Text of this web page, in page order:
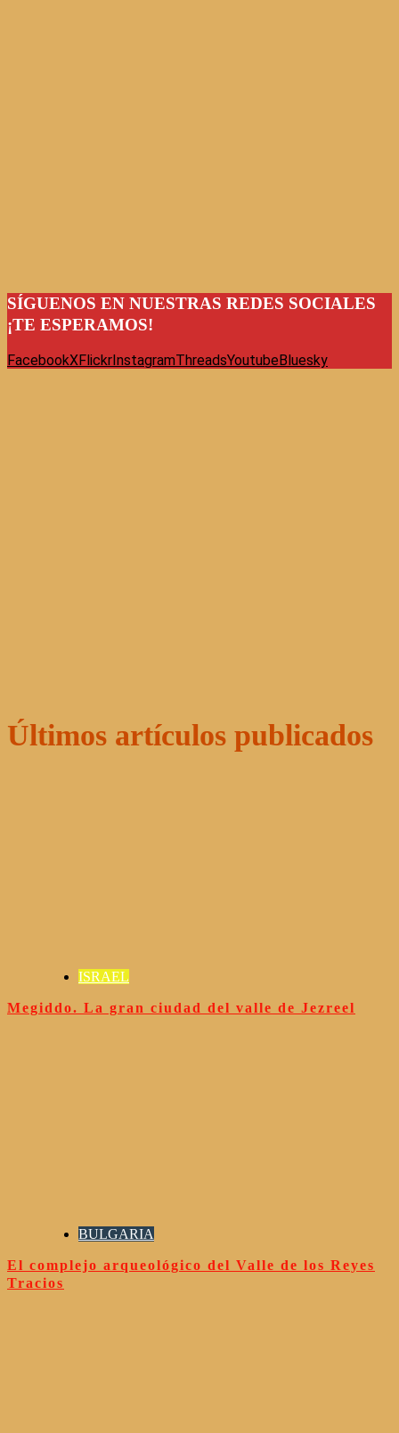
SÍGUENOS EN NUESTRAS REDES SOCIALES
¡TE ESPERAMOS!
FacebookXFlickr InstagramThreadsYoutube Bluesky
Últimos artículos publicados
ISRAEL
Megiddo. La gran ciudad del valle de Jezreel
BULGARIA
El complejo arqueológico del Valle de los Reyes
Tracios